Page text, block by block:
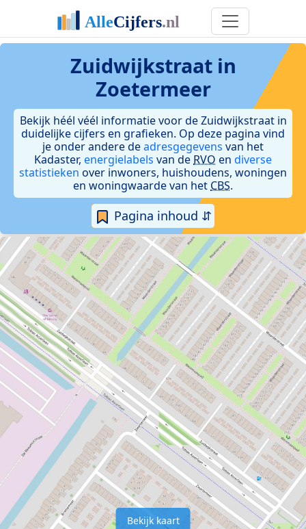
Zuidwijkstraat in
Zoetermeer
Bekijk héél véél informatie voor de Zuidwijkstraat in
duidelijke cijfers en grafieken. Op deze pagina vind
je onder andere deadresgegevens van het
Kadaster, energielabels van de RVO en diverse
statistieken over inwoners, huishoudens, woningen
en woningwaarde van het CBS.
Pagina inhoud ⇵
Bekijk kaart